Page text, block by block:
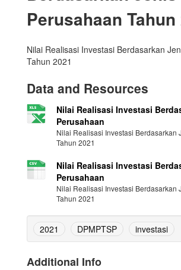
Perusahaan Tahun
Nilai Realisasi Investasi Berdasarkan
Tahun 2021
Data and Resources
Nilai Realisasi Investasi
Perusahaan
Nilai Realisasi Investasi Berdasarkan
Tahun 2021
Nilai Realisasi Investasi
Perusahaan
Nilai Realisasi Investasi Berdasarkan
Tahun 2021
2021 DPMPTSP investasi
Additional Info